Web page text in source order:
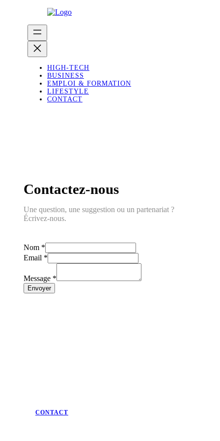
HIGH-TECH
BUSINESS
EMPLOI & FORMATION
LIFESTYLE
CONTACT
Contactez-nous
Une question, une suggestion ou un partenariat ?
Écrivez-nous.
Nom *
Email *
Message *
Envoyer
CONTACT